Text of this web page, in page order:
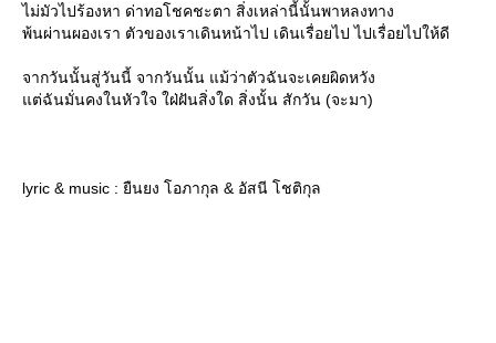
ไม่มัวไปร้องหา ด่าทอโชคชะตา สิ่งเหล่านี้นั้นพาหลงทาง
พ้นผ่านผองเรา ตัวของเราเดินหน้าไป เดินเรื่อยไป ไปเรื่อยไปให้ดี
จากวันนั้นสู่วันนี้ จากวันนั้น แม้ว่าตัวฉันจะเคยผิดหวัง
ต่ฉันมั่นคงในหัวใจ ใฝ่ฝันสิ่งใด สิ่งนั้น สักวัน (จะมา)
lyric & music : ยืนยง โอภากุล & อัสนี โชติกุล